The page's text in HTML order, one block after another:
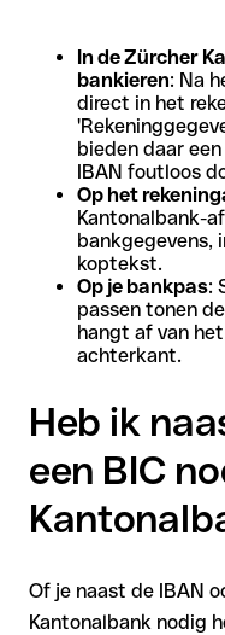
In de Zürcher
bankieren: Na
direct in het
bieden daar
IBAN foutloos
Op het
Kantonalbank-
bankgegevens,
koptekst.
Op je bankpas:
passen tonen
hangt af van
achterkant.
Heb ik
een BIC
Of je naast de IBAN
Kantonalbank nodig